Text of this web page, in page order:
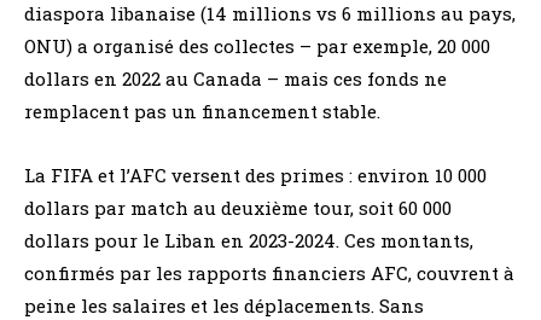
diaspora libanaise (14 millions vs 6 millions au pays,
ONU) a organisé des collectes – par exemple, 20 000
dollars en 2022 au Canada – mais ces fonds ne
remplacent pas un financement stable.
La FIFA et l’AFC versent des primes : environ 10 000
dollars par match au deuxième tour, soit 60 000
dollars pour le Liban en 2023-2024. Ces montants,
confirmés par les rapports financiers AFC, couvrent à
peine les salaires et les déplacements. Sans